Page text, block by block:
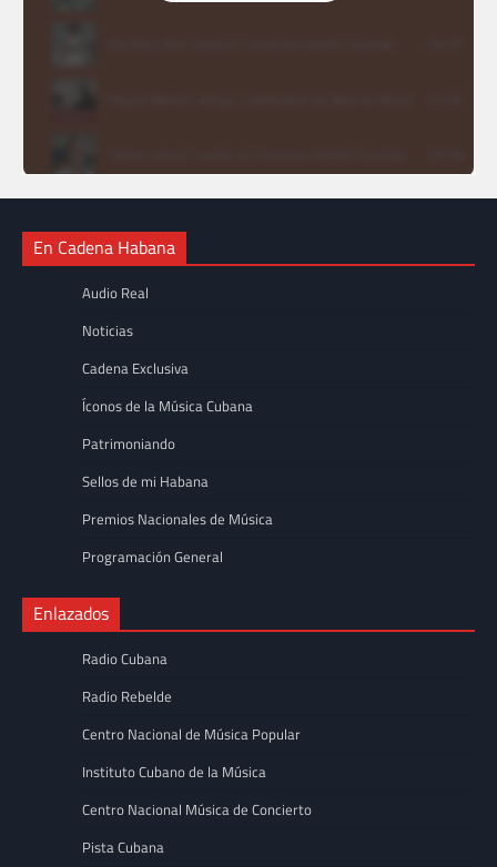
En Cadena Habana
Audio Real
Noticias
Cadena Exclusiva
Íconos de la Música Cubana
Patrimoniando
Sellos de mi Habana
Premios Nacionales de Música
Programación General
Enlazados
Radio Cubana
Radio Rebelde
Centro Nacional de Música Popular
Instituto Cubano de la Música
Centro Nacional Música de Concierto
Pista Cubana